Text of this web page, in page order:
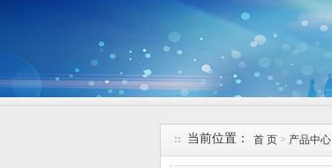
当前位置： 首 页 > 产品中心